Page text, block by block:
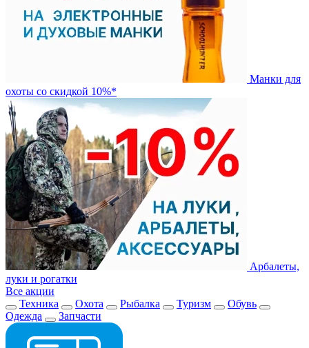
Манки для
охоты со скидкой 10%*
Арбалеты,
луки и рогатки
Все акции
Техника
Охота Рыбалка Туризм
Обувь
Одежда
Запчасти